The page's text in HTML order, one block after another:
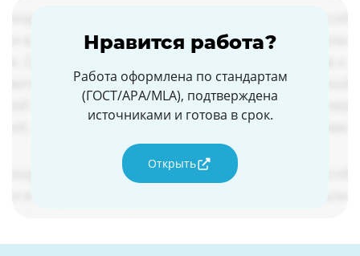
Нравится работа?
Работа оформлена по стандартам
(ГОСТ/APA/MLA), подтверждена
источниками и готова в срок.
Открыть